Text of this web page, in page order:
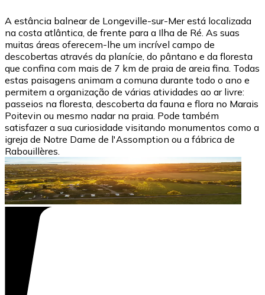
A estância balnear de Longeville-sur-Mer está localizada
na costa atlântica, de frente para a Ilha de Ré. As suas
muitas áreas oferecem-lhe um incrível campo de
descobertas através da planície, do pântano e da floresta
que confina com mais de 7 km de praia de areia fina. Todas
estas paisagens animam a comuna durante todo o ano e
permitem a organização de várias atividades ao ar livre:
passeios na floresta, descoberta da fauna e flora no Marais
Poitevin ou mesmo nadar na praia. Pode também
satisfazer a sua curiosidade visitando monumentos como a
igreja de Notre Dame de l'Assomption ou a fábrica de
Rabouillères.